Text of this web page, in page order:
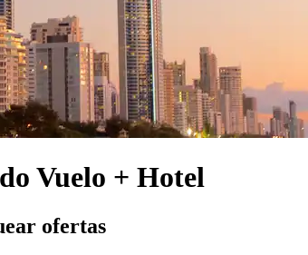
Vuelo + Hotel
ofertas